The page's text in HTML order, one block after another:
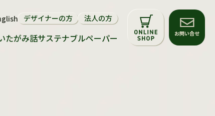
サステナビリティについて
デザイナーの方 法人の方
たがみ話サステナブルペーパー お問い合せ